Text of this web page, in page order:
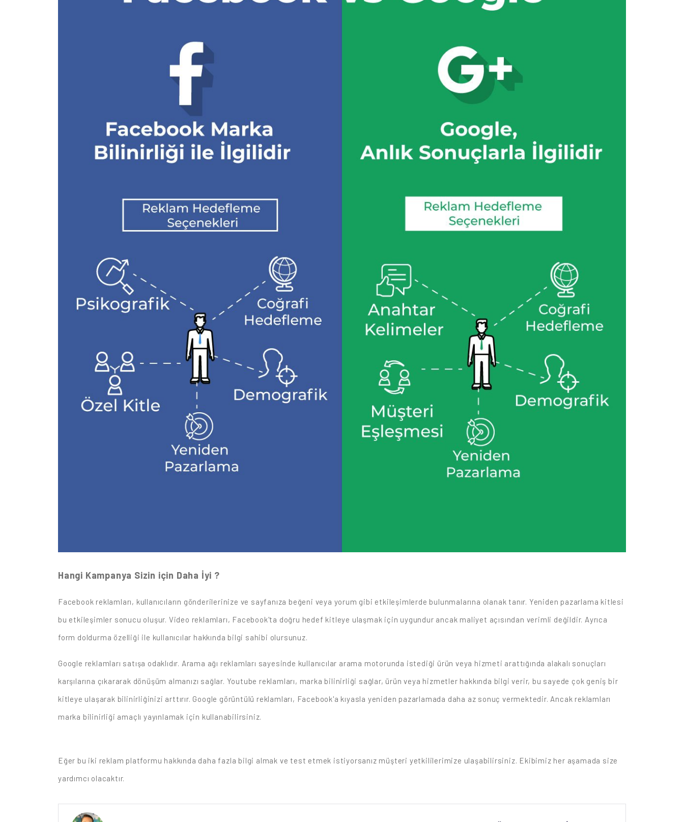
Hangi Kampanya Sizin için Daha İyi ?
Facebook reklamları, kullanıcıların gönderilerinize ve sayfanıza beğeni veya yorum gibi etkileşimlerde bulunmalarına olanak tanır. Yeniden pazarlama kitlesi
bu etkileşimler sonucu oluşur. Video reklamları, Facebook'ta doğru hedef kitleye ulaşmak için uygundur ancak maliyet açısından verimli değildir. Ayrıca
form doldurma özelliği ile kullanıcılar hakkında bilgi sahibi olursunuz.
Google reklamları satışa odaklıdır. Arama ağı reklamları sayesinde kullanıcılar arama motorunda istediği ürün veya hizmeti arattığında alakalı sonuçları
karşılarına çıkararak dönüşüm almanızı sağlar. Youtube reklamları, marka bilinirliği sağlar, ürün veya hizmetler hakkında bilgi verir, bu sayede çok geniş bir
kitleye ulaşarak bilinirliğinizi arttırır. Google görüntülü reklamları, Facebook'a kıyasla yeniden pazarlamada daha az sonuç vermektedir. Ancak reklamları
marka bilinirliği amaçlı yayınlamak için kullanabilirsiniz.
Eğer bu iki reklam platformu hakkında daha fazla bilgi almak ve test etmek istiyorsanız müşteri yetkililerimize ulaşabilirsiniz. Ekibimiz her aşamada size
yardımcı olacaktır.